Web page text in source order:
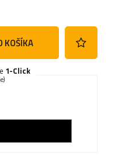
KOŠÍKA
1-Click